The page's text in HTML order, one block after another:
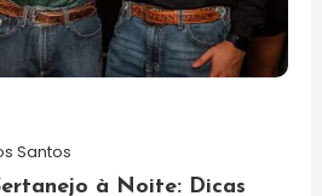
Santos
à Noite: Dicas